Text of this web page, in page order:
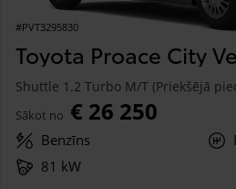
#PVT3295830
Toyota Proace City
Shuttle 1.2 Turbo M/T (Priekšējā
Sākot no € 26 250
Benzīns
81 kW